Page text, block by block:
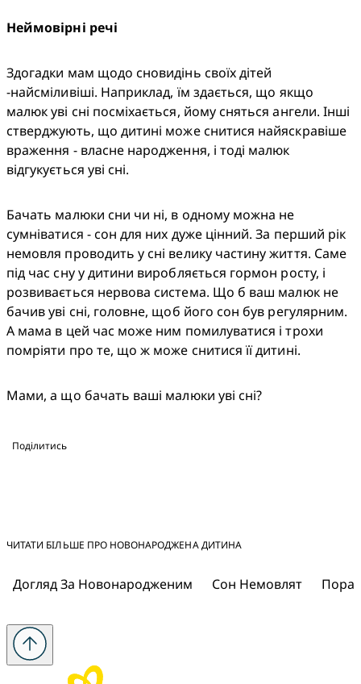
Неймовірні речі
Здогадки мам щодо сновидінь своїх дітей
-найсміливіші. Наприклад, їм здається, що якщо
малюк уві сні посміхається, йому сняться ангели. Інші
стверджують, що дитині може снитися найяскравіше
враження - власне народження, і тоді малюк
відгукується уві сні.
Бачать малюки сни чи ні, в одному можна не
сумніватися - сон для них дуже цінний. За перший рік
немовля проводить у сні велику частину життя. Саме
під час сну у дитини виробляється гормон росту, і
розвивається нервова система. Що б ваш малюк не
бачив уві сні, головне, щоб його сон був регулярним.
А мама в цей час може ним помилуватися і трохи
помріяти про те, що ж може снитися її дитині.
Мами, а що бачать ваші малюки уві сні?
Поділитись
ЧИТАТИ БІЛЬШЕ ПРО НОВОНАРОДЖЕНА ДИТИНА
Догляд За Новонародженим Сон Немовлят